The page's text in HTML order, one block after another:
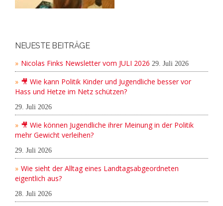
NEUESTE BEITRÄGE
Nicolas Finks Newsletter vom JULI 2026 29. Juli 2026
🎥 Wie kann Politik Kinder und Jugendliche besser vor
Hass und Hetze im Netz schützen?
29. Juli 2026
🎥 Wie können Jugendliche ihrer Meinung in der Politik
mehr Gewicht verleihen?
29. Juli 2026
Wie sieht der Alltag eines Landtagsabgeordneten
eigentlich aus?
28. Juli 2026